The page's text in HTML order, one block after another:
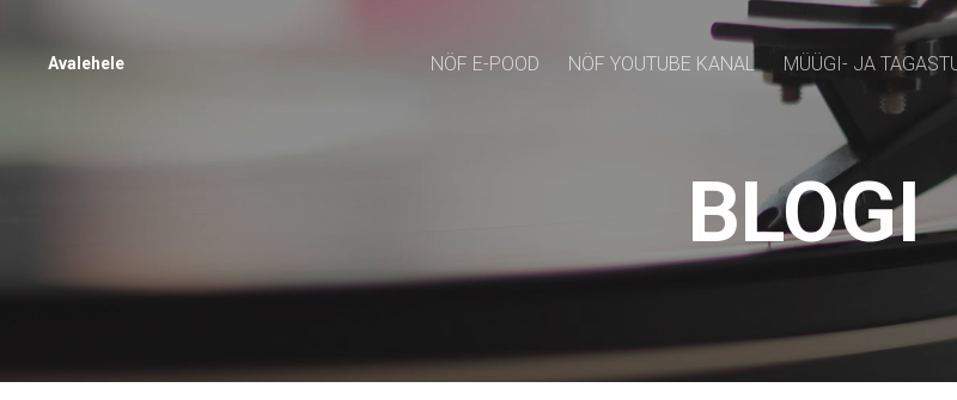
Avalehele NÖF E-POOD NÖF YOUTUBE KANAL MÜÜGI- JA
BLOGI